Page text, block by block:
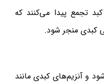
تجمع پیدا می‌کنند که
کبدی منجر شود.
و آنزیم‌های کبدی مانند